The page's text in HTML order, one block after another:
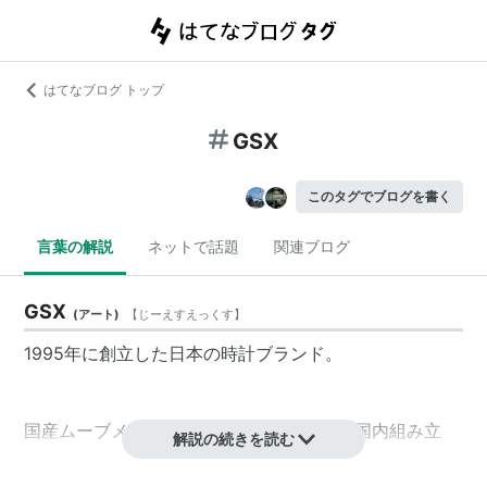
はてなブログ トップ
GSX
このタグでブログを書く
言葉の解説 ネットで話題 関連ブログ
GSX (アート) 【 じーえすえっくす】
1995年に創立した日本の時計ブランド。
国産ムーブメント、国産素材、国内生産、国内組み立
解説の続きを読む